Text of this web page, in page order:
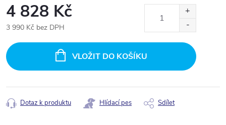
4 828 Kč
3 990 Kč bez DPH
cena:
VLOŽIT DO KOŠÍKU
Dotaz k produktu Hlídací pes Sdílet